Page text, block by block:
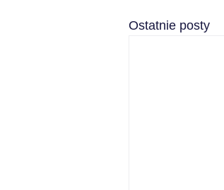
Ostatnie posty